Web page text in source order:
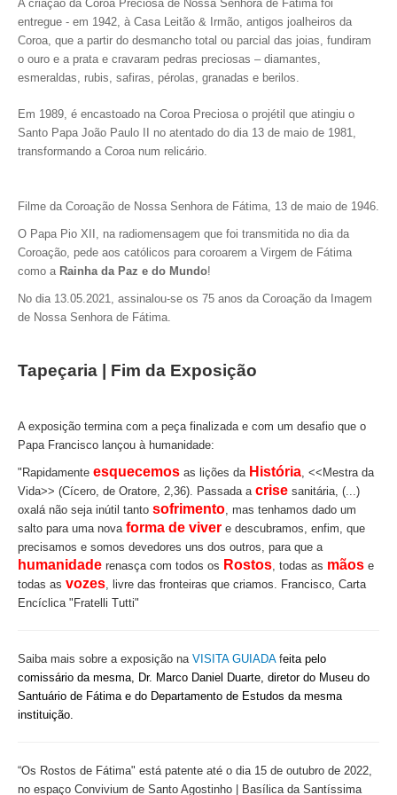
A criação da Coroa Preciosa de Nossa Senhora de Fátima foi
entregue - em 1942, à Casa Leitão & Irmão, antigos joalheiros da
Coroa, que a partir do desmancho total ou parcial das joias, fundiram
o ouro e a prata e cravaram pedras preciosas – diamantes,
esmeraldas, rubis, safiras, pérolas, granadas e berilos.
Em 1989, é encastoado na Coroa Preciosa o projétil que atingiu o
Santo Papa João Paulo II no atentado do dia 13 de maio de 1981,
transformando a Coroa num relicário.
Filme da Coroação de Nossa Senhora de Fátima, 13 de maio de 1946.
O Papa Pio XII, na radiomensagem que foi transmitida no dia da
Coroação, pede aos católicos para coroarem a Virgem de Fátima
como a Rainha da Paz e do Mundo!
No dia 13.05.2021, assinalou-se os 75 anos da Coroação da Imagem
de Nossa Senhora de Fátima.
Tapeçaria | Fim da Exposição
A exposição termina com a peça finalizada e com um desafio que o
Papa Francisco lançou à humanidade:
"Rapidamente esquecemos as lições da História, <<Mestra da
Vida>> (Cícero, de Oratore, 2,36). Passada a crise sanitária, (...)
oxalá não seja inútil tanto sofrimento, mas tenhamos dado um
salto para uma nova forma de viver e descubramos, enfim, que
precisamos e somos devedores uns dos outros, para que a
humanidade renasça com todos os Rostos, todas as mãos e
todas as vozes, livre das fronteiras que criamos. Francisco, Carta
Encíclica "Fratelli Tutti"
Saiba mais sobre a exposição na VISITA GUIADAfeita pelo
comissário da mesma, Dr. Marco Daniel Duarte, diretor do Museu do
Santuário de Fátima e do Departamento de Estudos da mesma
instituição.
“Os Rostos de Fátima" está patente até o dia 15 de outubro de 2022,
no espaço Convivium de Santo Agostinho | Basílica da Santíssima